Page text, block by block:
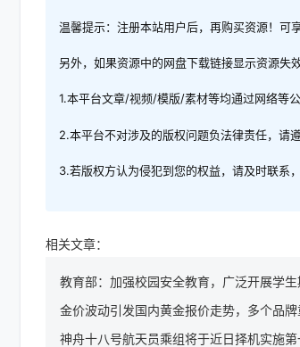
温馨提示：注册本站用户后，再购买资源！可
另外，如果资源中的网盘下载链接显示资源失
1.本平台文章/视频/模版/素材等均通过网络等
2.本平台不对涉及的版权问题负法律责任，请
3.若版权方认为侵犯到您的权益，请及时联系
相关文章：
教育部：加强校园安全教育，广泛开展学生
金价波动引发国内黄金报价走势，多个品牌
神舟十八号航天员乘组将于近日择机实施第